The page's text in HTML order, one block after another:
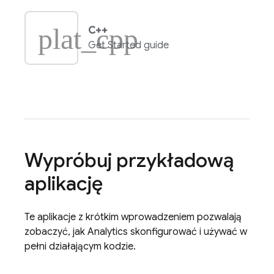
plat_cpp
C++
Get Started guide
Wypróbuj przykładową
aplikację
Te aplikacje z krótkim wprowadzeniem pozwalają
zobaczyć, jak Analytics skonfigurować i używać w
pełni działającym kodzie.